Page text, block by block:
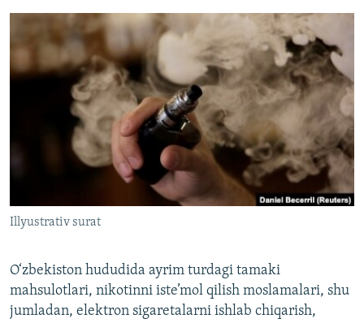
Озодлик бошқа тилларда
Illyustrativ surat
O‘zbekiston hududida ayrim turdagi tamaki
mahsulotlari, nikotinni iste’mol qilish moslamalari, shu
jumladan, elektron sigaretalarni ishlab chiqarish,